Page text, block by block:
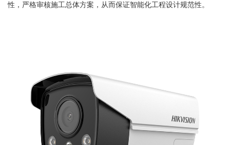
性，严格审核施工总体方案，从而保证智能化工程设计规范性。